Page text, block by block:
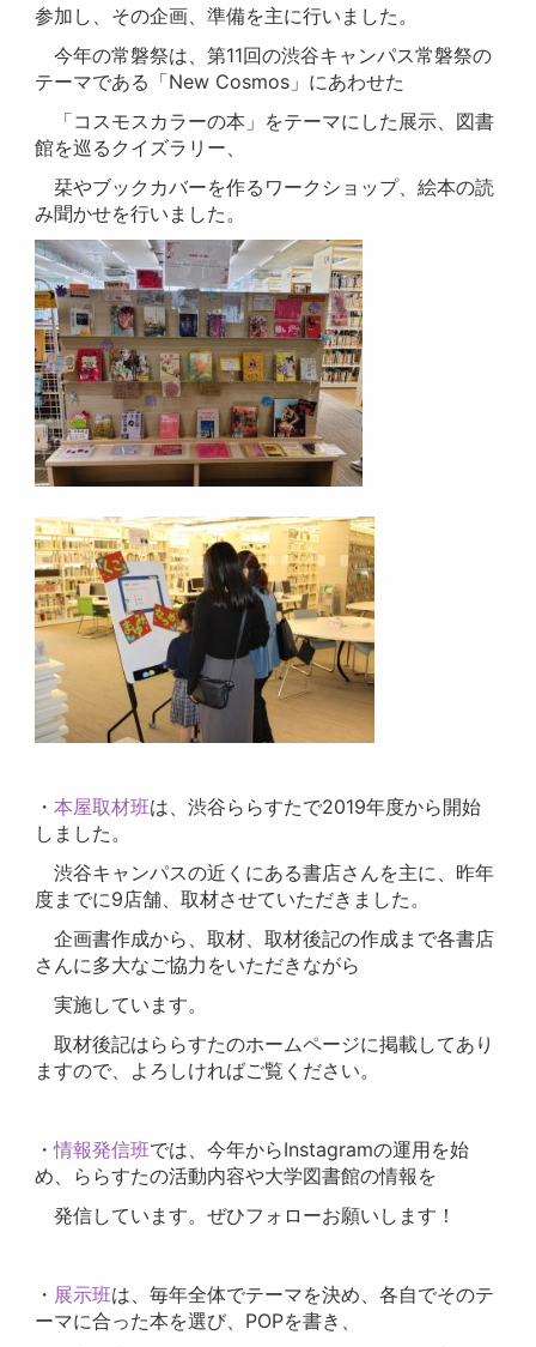
参加し、その企画、準備を主に行いました。
今年の常磐祭は、第11回の渋谷キャンパス常磐祭の
テーマである「New Cosmos」にあわせた
「コスモスカラーの本」をテーマにした展示、図書
館を巡るクイズラリー、
栞やブックカバーを作るワークショップ、絵本の読
み聞かせを行いました。
・本屋取材班は、渋谷ららすたで2019年度から開始
しました。
渋谷キャンパスの近くにある書店さんを主に、昨年
度までに9店舗、取材させていただきました。
企画書作成から、取材、取材後記の作成まで各書店
さんに多大なご協力をいただきながら
実施しています。
取材後記はららすたのホームページに掲載してあり
ますので、よろしければご覧ください。
・情報発信班では、今年からInstagramの運用を始
め、ららすたの活動内容や大学図書館の情報を
発信しています。ぜひフォローお願いします！
・ 展示班は、毎年全体でテーマを決め、各自でそのテ
ーマに合った本を選び、POPを書き、